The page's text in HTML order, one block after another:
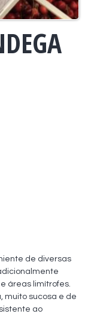
de diversas
áreas limítrofes.
muito sucosa e de
ao